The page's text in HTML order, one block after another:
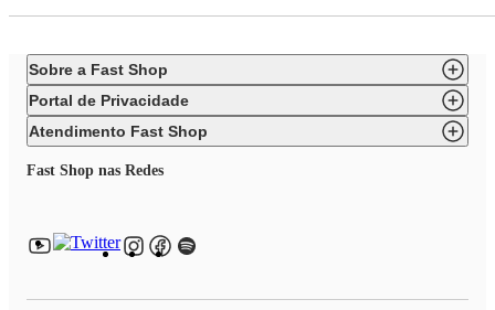
usar o Auracast™ para conectar várias caixas de som compatíveis com JBL
Auracast™ e criar um palco sonoro épico que preenche toda a sala.
ESPECIFICAÇÕES TÉCNICAS
Marca: JBL
Sobre a Fast Shop
Portal de Privacidade
Atendimento Fast Shop
Fast Shop nas Redes